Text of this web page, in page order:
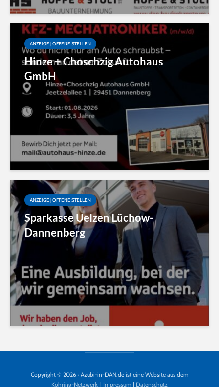
ANZEIGE | OFFENE STELLEN
Hinze + Choschzig Autohaus
GmbH
ANZEIGE | OFFENE STELLEN
Sparkasse Uelzen Lüchow-
Dannenberg
Copyright © 2026 · Azubi-in-DAN.de ist eine Website aus dem
Köhring-Netzwerk. | Impressum | Datenschutz